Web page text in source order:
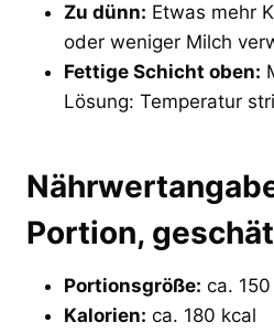
Zu dünn: Etwas mehr
oder weniger Milch
Fettige Schicht oben:
Lösung: Temperatur
Portion,
Portionsgröße: ca.
Kalorien: ca. 180 kcal